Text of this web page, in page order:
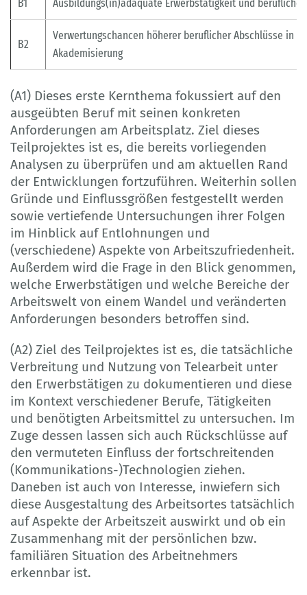
B1 Ausbildungs(in)adäquate Erwerbstätigkeit und beruflicher
B2
Verwertungschancen höherer beruflicher Abschlüsse in
Akademisierung
(A1) Dieses erste Kernthema fokussiert auf den
ausgeübten Beruf mit seinen konkreten
Anforderungen am Arbeitsplatz. Ziel dieses
Teilprojektes ist es, die bereits vorliegenden
Analysen zu überprüfen und am aktuellen Rand
der Entwicklungen fortzuführen. Weiterhin sollen
Gründe und Einflussgrößen festgestellt werden
sowie vertiefende Untersuchungen ihrer Folgen
im Hinblick auf Entlohnungen und
(verschiedene) Aspekte von Arbeitszufriedenheit.
Außerdem wird die Frage in den Blick genommen,
welche Erwerbstätigen und welche Bereiche der
Arbeitswelt von einem Wandel und veränderten
Anforderungen besonders betroffen sind.
(A2) Ziel des Teilprojektes ist es, die tatsächliche
Verbreitung und Nutzung von Telearbeit unter
den Erwerbstätigen zu dokumentieren und diese
im Kontext verschiedener Berufe, Tätigkeiten
und benötigten Arbeitsmittel zu untersuchen. Im
Zuge dessen lassen sich auch Rückschlüsse auf
den vermuteten Einfluss der fortschreitenden
(Kommunikations-)Technologien ziehen.
Daneben ist auch von Interesse, inwiefern sich
diese Ausgestaltung des Arbeitsortes tatsächlich
auf Aspekte der Arbeitszeit auswirkt und ob ein
Zusammenhang mit der persönlichen bzw.
familiären Situation des Arbeitnehmers
erkennbar ist.